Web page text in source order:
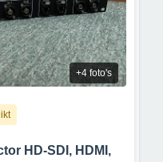
+4 foto's
HD-SDI, HDMI,